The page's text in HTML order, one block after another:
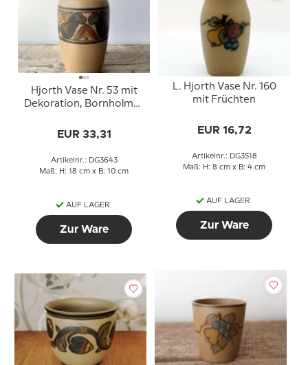
Hjorth Vase Nr. 53 mit
Dekoration, Bornholmer
EUR 33,31
Artikelnr.: DG3643
Maß: H: 18 cm x B: 10 cm
AUF LAGER
Zur Ware
L. Hjorth Vase Nr. 160
mit Früchten
EUR 16,72
Artikelnr.: DG3518
Maß: H: 8 cm x B: 4 cm
AUF LAGER
Zur Ware